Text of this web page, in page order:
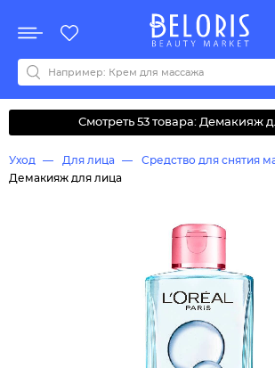
Акции
Все бренды
0-9ABCDEFGHIJKLMNOPQRSTUVWYZАБВД
Смотреть 53 товара: Демакияж
Уход Для лица
Средство для снятия
Демакияж для лица